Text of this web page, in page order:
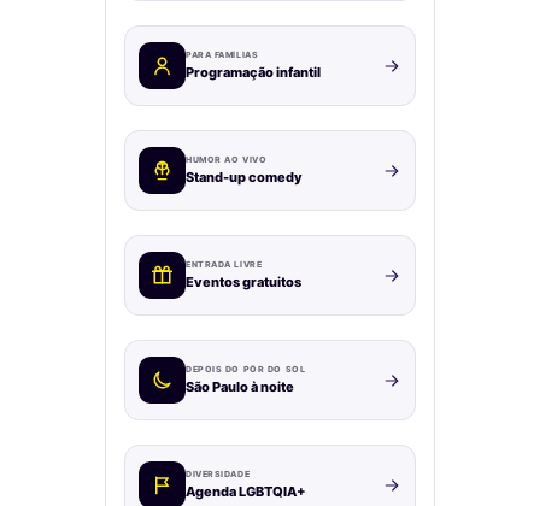
PARA FAMÍLIAS
Programação infantil
HUMOR AO VIVO
Stand-up comedy
ENTRADA LIVRE
Eventos gratuitos
DEPOIS DO PÔR DO SOL
São Paulo à noite
DIVERSIDADE
Agenda LGBTQIA+